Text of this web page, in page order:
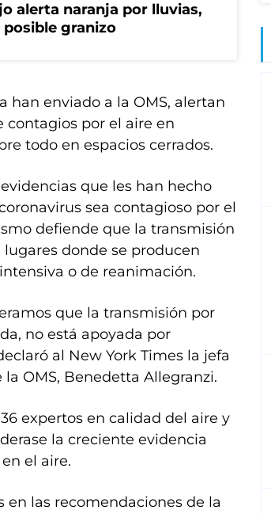
alerta naranja por lluvias,
granizo
han enviado a la OMS, alertan
contagios por el aire en
todo en espacios cerrados.
que les han hecho
sea contagioso por el
defiende que la transmisión
donde se producen
o de reanimación.
que la transmisión por
no está apoyada por
al New York Times la jefa
OMS, Benedetta Allegranzi.
expertos en calidad del aire y
la creciente evidencia
el aire.
en las recomendaciones de la